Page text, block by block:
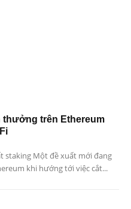
thưởng trên Ethereum
staking Một đề xuất mới đang
khi hướng tới việc cắt...